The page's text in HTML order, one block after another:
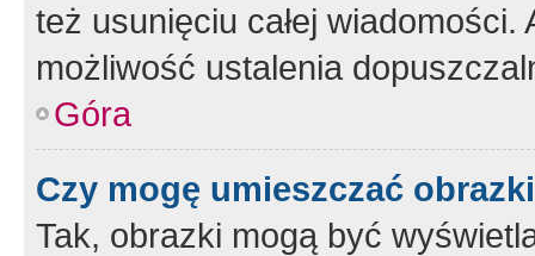
też usunięciu całej
możliwość ustalenia
Góra
Czy mogę umieszczać
Tak, obrazki mogą być